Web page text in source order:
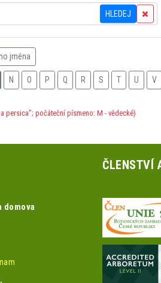
HLEDEJ
jména
N O P Q R S T U V
persica"; počáteční písmeno: M - vědecké)
domova
ČLENSTVÍ